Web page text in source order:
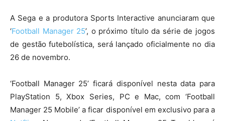
A Sega e a produtora Sports Interactive anunciaram que
‘Football Manager 25’, o próximo título da série de jogos
de gestão futebolística, será lançado oficialmente no dia
26 de novembro.
‘Football Manager 25’ ficará disponível nesta data para
PlayStation 5, Xbox Series, PC e Mac, com ‘Football
Manager 25 Mobile’ a ficar disponível em exclusivo para a